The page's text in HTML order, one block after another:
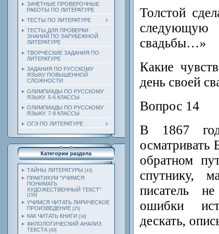
ЗАЧЕТНЫЕ ПРОВЕРОЧНЫЕ
РАБОТЫ ПО ЛИТЕРАТУРЕ
ТЕСТЫ ПО ЛИТЕРАТУРЕ
ТЕСТЫ ДЛЯ ПРОВЕРКИ
ЗНАНИЙ ПО ЗАРУБЕЖНОЙ
ЛИТЕРАТУРЕ
ТВОРЧЕСКИЕ ЗАДАНИЯ ПО
ЛИТЕРАТУРЕ
ЗАДАНИЯ ПО РУССКОМУ
ЯЗЫКУ ПОВЫШЕННОЙ
СЛОЖНОСТИ
ОЛИМПИАДЫ ПО РУССКОМУ
ЯЗЫКУ. 5-6 КЛАССЫ
ОЛИМПИАДЫ ПО РУССКОМУ
ЯЗЫКУ. 7-8 КЛАССЫ
ОГЭ ПО ЛИТЕРАТУРЕ
Категории раздела
ТАЙНЫ ЛИТЕРАТУРЫ [43]
ПРАКТИКУМ "УЧИМСЯ
ПОНИМАТЬ
ХУДОЖЕСТВЕННЫЙ ТЕКСТ"
[158]
УЧИМСЯ ЧИТАТЬ ЛИРИЧЕСКОЕ
ПРОИЗВЕДЕНИЕ [25]
КАК ЧИТАТЬ КНИГИ [34]
ФИЛОЛОГИЧЕСКИЙ АНАЛИЗ
ТЕКСТА [40]
Толстой
свадьбы…»
Какие
день своей
Вопрос 14
В 1867
осматривать
обратном
спутнику,
писатель
ошибки
дескать,